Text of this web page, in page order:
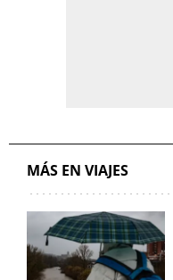
MÁS EN VIAJES